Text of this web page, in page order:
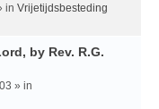
in Vrijetijdsbesteding
by Rev. R.G.
» in